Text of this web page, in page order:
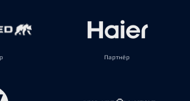
Партнёр